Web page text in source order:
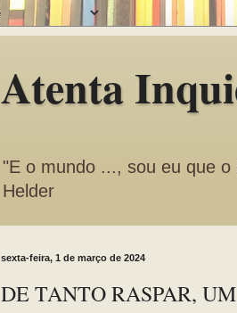
Atenta
"E o mundo ..., sou eu que
Helder
sexta-feira, 1 de março de 2024
DE TANTO RASPAR,